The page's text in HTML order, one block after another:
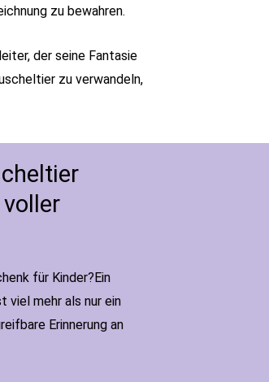
zu bewahren.
der seine Fantasie
zu verwandeln,
für Kinder?Ein
viel mehr als nur ein
Erinnerung an